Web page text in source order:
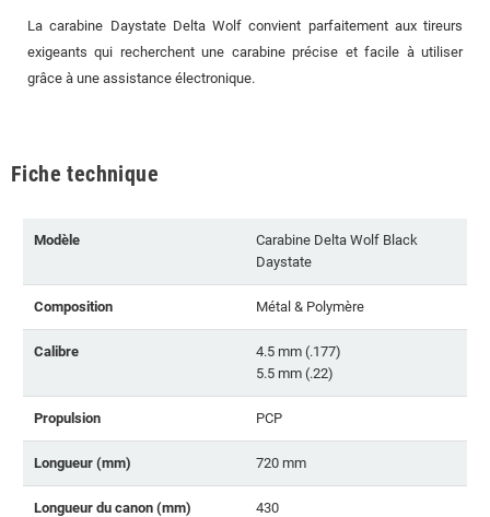
La carabine Daystate Delta Wolf convient parfaitement aux tireurs
exigeants qui recherchent une carabine précise et facile à utiliser
grâce à une assistance électronique.
Fiche technique
Modèle
Carabine Delta Wolf Black
Daystate
Composition Métal & Polymère
Calibre
4.5 mm (.177)
5.5 mm (.22)
Propulsion PCP
Longueur (mm) 720 mm
Longueur du canon (mm) 430